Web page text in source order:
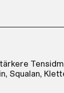
Squalan,